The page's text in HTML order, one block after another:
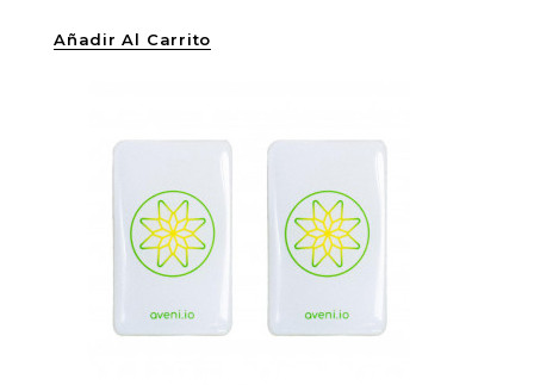
Añadir Al Carrito